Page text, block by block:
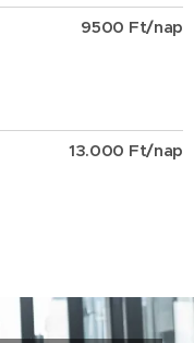
9500 Ft/nap
13.000 Ft/nap